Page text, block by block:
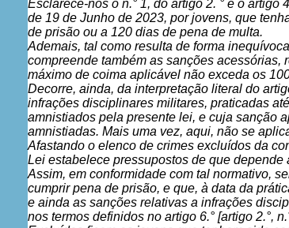
Esclarece-nos o n.° 1, do artigo 2. ° e o
de 19 de Junho de 2023, por jovens, que
de prisão ou a 120 dias de pena de multa.
Ademais, tal como resulta de forma
compreende também as sanções
máximo de coima aplicável não exceda os
Decorre, ainda, da interpretação literal do
infrações disciplinares militares, praticadas
amnistiados pela presente lei, e cuja sanção
amnistiadas. Mais uma vez, aqui, não se
Afastando o elenco de crimes excluídos da
Lei estabelece pressupostos de que
Assim, em conformidade com tal normativo,
cumprir pena de prisão, e que, à data da
e ainda as sanções relativas a infrações
nos termos definidos no artigo 6.° [artigo 2.°,